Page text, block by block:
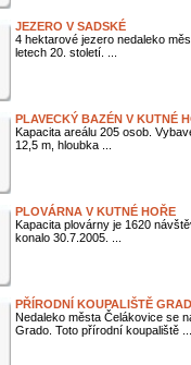
JEZERO V SADSKÉ
4 hektarové jezero nedaleko
letech 20. století. ...
PLAVECKÝ BAZÉN V KUTNÉ
Kapacita areálu 205 osob.
12,5 m, hloubka ...
PLOVÁRNA V KUTNÉ HOŘE
Kapacita plovárny je 1620
konalo 30.7.2005. ...
PŘÍRODNÍ KOUPALIŠTĚ
Nedaleko města Čelákovice se
Grado. Toto přírodní koupaliště ...